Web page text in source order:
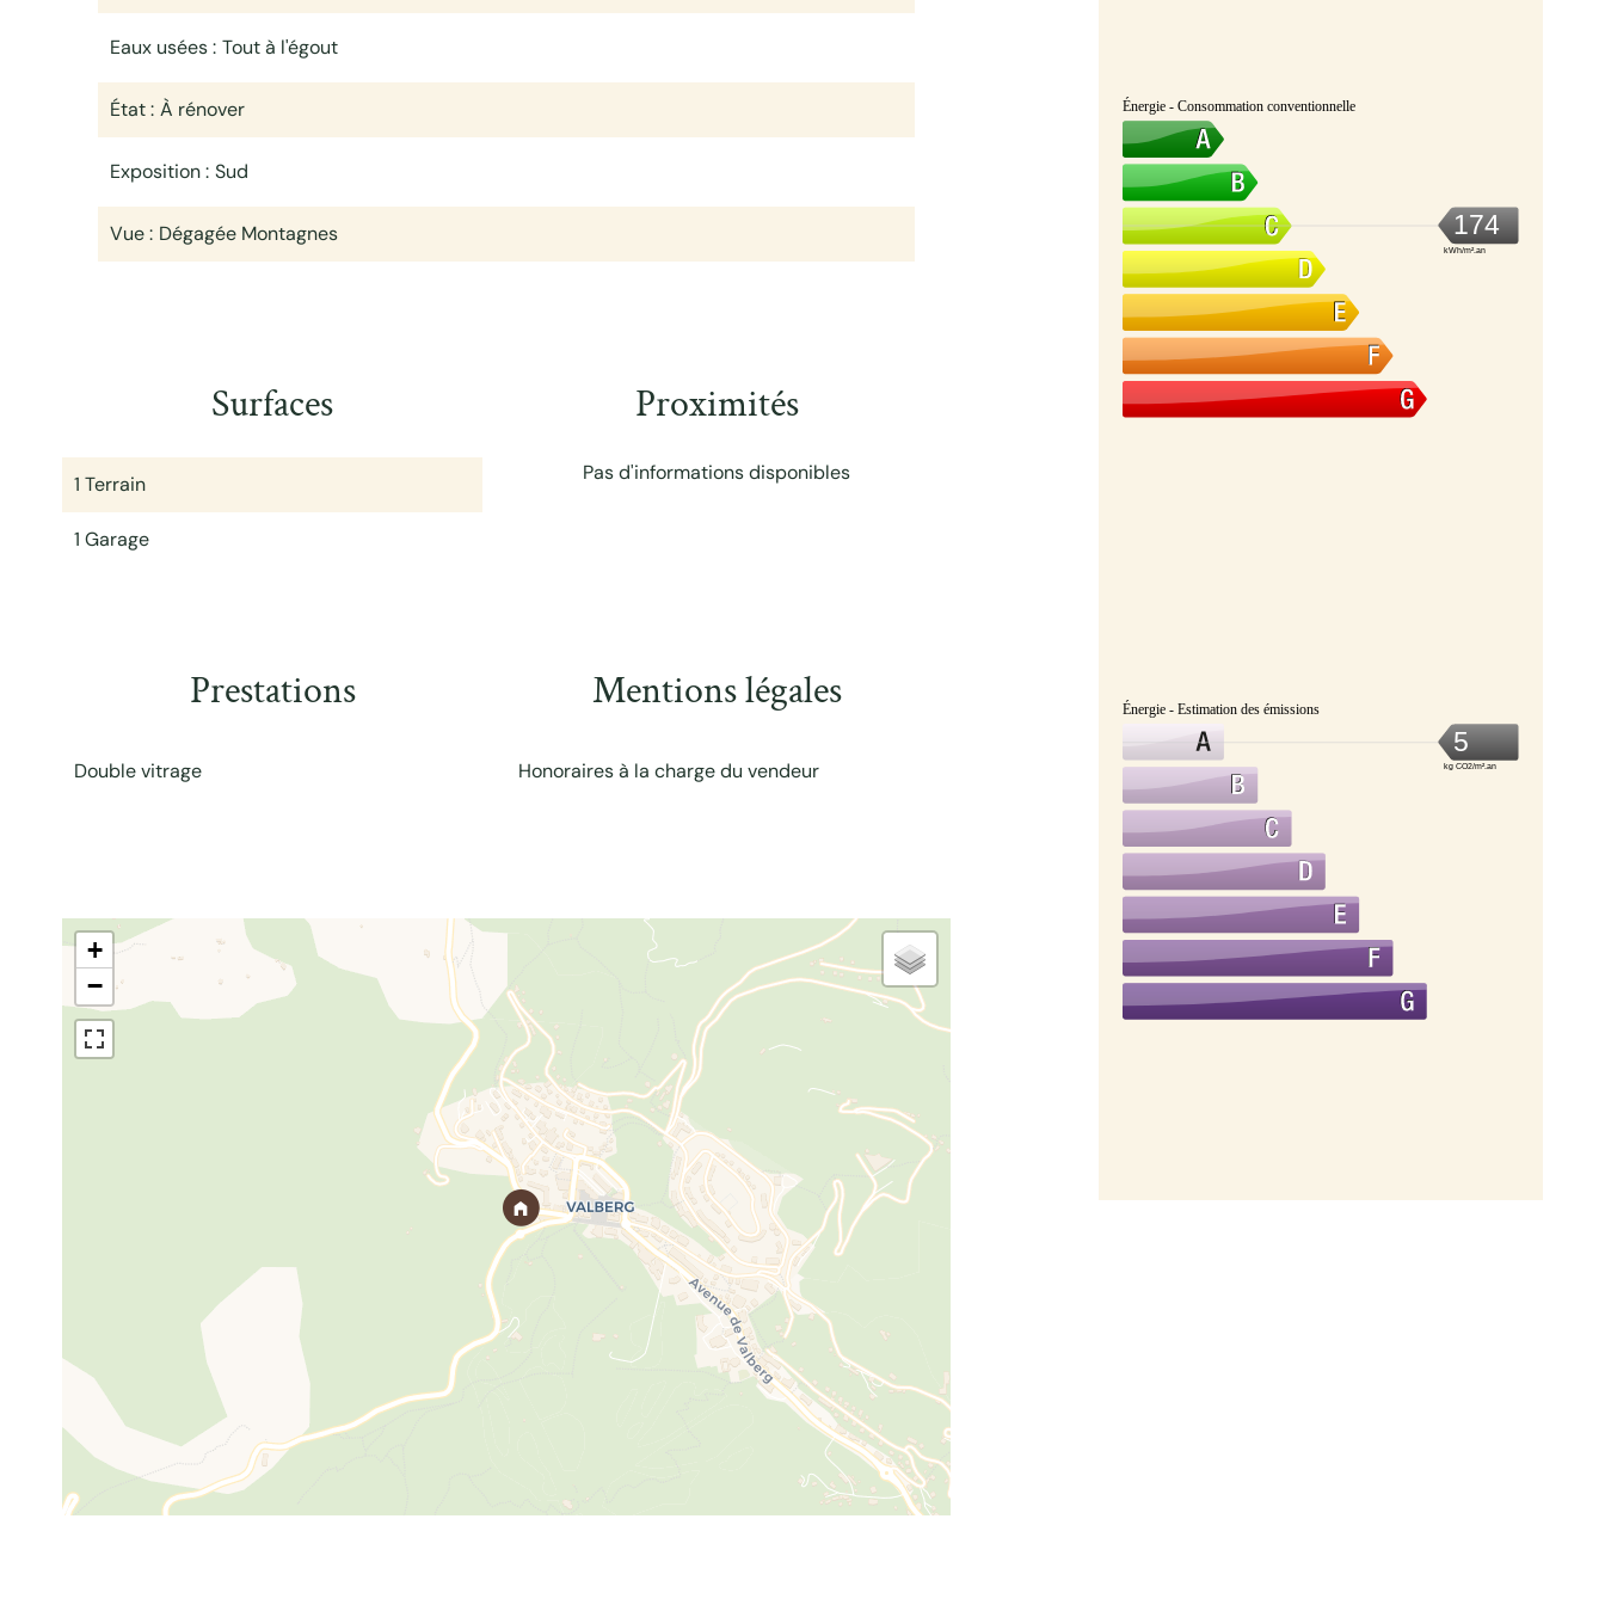
Eaux usées Tout à l'égout
État À rénover
Exposition Sud
Vue Dégagée Montagnes
Surfaces
1 Terrain
1 Garage
Proximités
Pas d'informations disponibles
Prestations
Double vitrage
Mentions légales
Honoraires à la charge du vendeur
+
−
Énergie - Consommation conventionnelle
174
kWh/m².an
Énergie - Estimation des émissions
5
kg CO2/m².an